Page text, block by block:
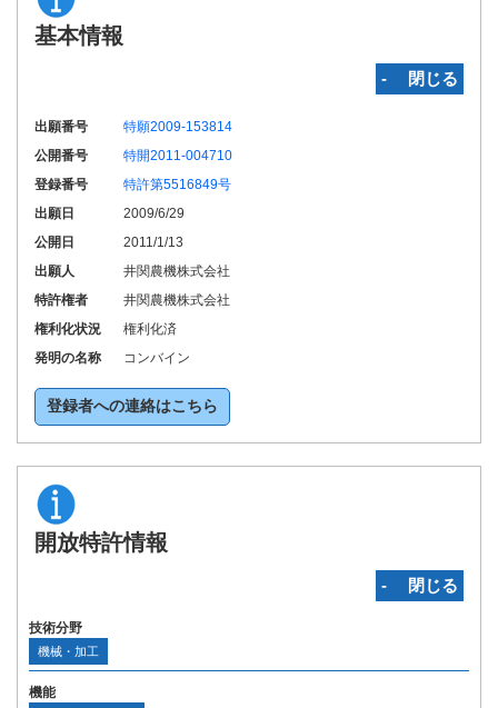
基本情報
‐ 閉じる
出願番号
特願2009-153814
公開番号
特開2011-004710
登録番号
特許第5516849号
出願日
2009/6/29
公開日
2011/1/13
出願人
井関農機株式会社
特許権者
井関農機株式会社
権利化状況
権利化済
発明の名称
コンバイン
登録者への連絡はこちら
開放特許情報
‐ 閉じる
技術分野
機械・加工
機能